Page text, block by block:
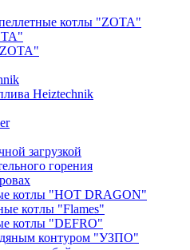
котлы "ZOTA"
Heiztechnik
загрузкой
горения
котлы "HOT DRAGON"
котлы "Flames"
котлы "DEFRO"
контуром "УЗПО"